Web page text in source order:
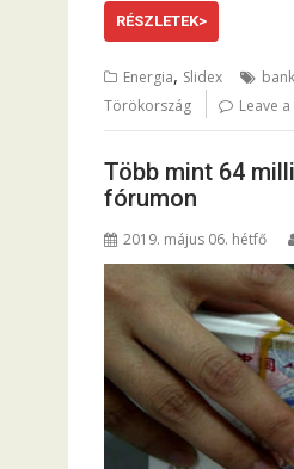
RÉSZLETEK>
Energia, Slidex bank
Törökország Leave
Több mint 64
fórumon
2019. május 06. hétfő